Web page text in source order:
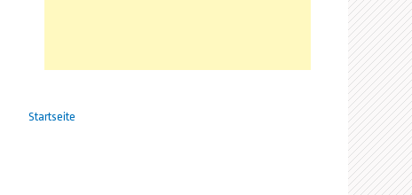
Startseite